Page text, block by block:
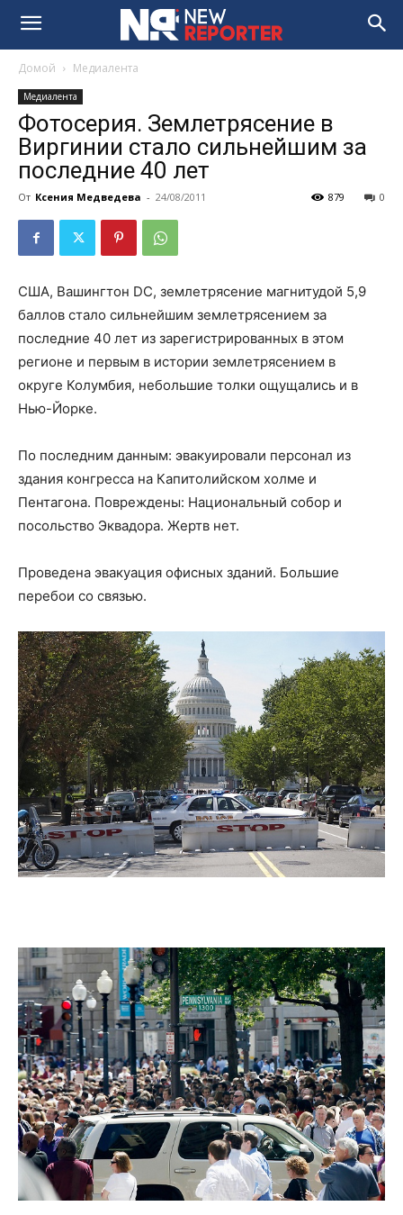
Домой Медиалента
Медиалента
Фотосерия. Землетрясение в
Виргинии стало сильнейшим за
последние 40 лет
От Ксения Медведева - 24/08/2011 0
879
США, Вашингтон DC, землетрясение магнитудой 5,9
баллов стало сильнейшим землетрясением за
последние 40 лет из зарегистрированных в этом
регионе и первым в истории землетрясением в
округе Колумбия, небольшие толки ощущались и в
Нью-Йорке.
По последним данным: эвакуировали персонал из
здания конгресса на Капитолийском холме и
Пентагона. Повреждены: Национальный собор и
посольство Эквадора. Жертв нет.
Проведена эвакуация офисных зданий. Большие
перебои со связью.